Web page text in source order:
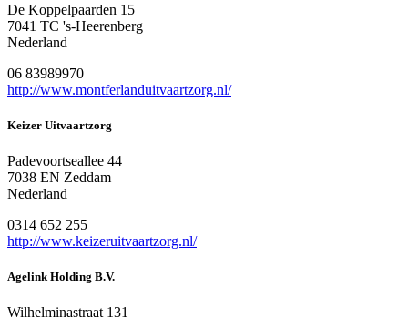
De Koppelpaarden 15
7041 TC 's-Heerenberg
Nederland
06 83989970
http://www.montferlanduitvaartzorg.nl/
Keizer Uitvaartzorg
Padevoortseallee 44
7038 EN Zeddam
Nederland
0314 652 255
http://www.keizeruitvaartzorg.nl/
Agelink Holding B.V.
Wilhelminastraat 131